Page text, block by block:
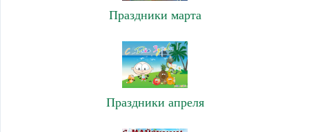
Праздники марта
Праздники апреля